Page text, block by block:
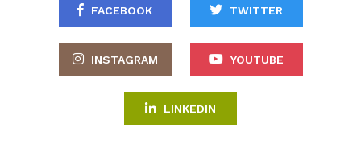
FACEBOOK TWITTER
INSTAGRAM YOUTUBE
LINKEDIN